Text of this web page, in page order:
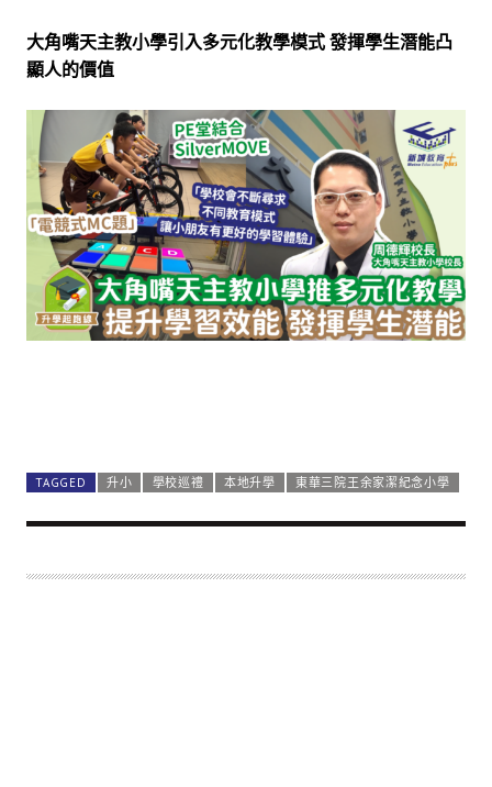
大角嘴天主教小學引入多元化教學模式 發揮學生潛能凸
顯人的價值
TAGGED 升小 學校巡禮 本地升學 東華三院王余家潔紀念小學